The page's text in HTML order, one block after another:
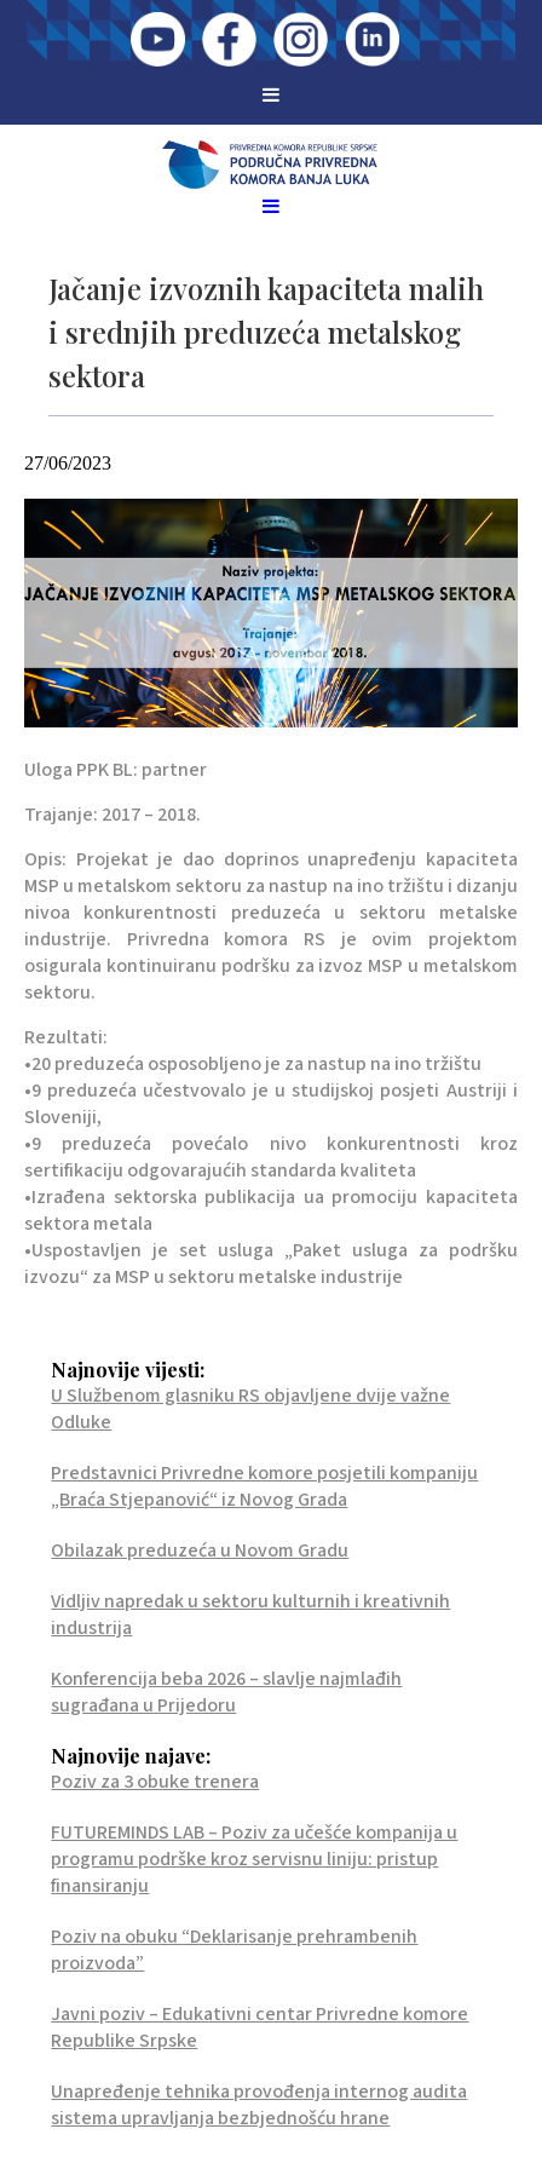
Jačanje izvoznih kapaciteta malih
i srednjih preduzeća metalskog
sektora
27/06/2023
Uloga PPK BL: partner
Trajanje: 2017 – 2018.
Opis: Projekat je dao doprinos unapređenju kapaciteta
MSP u metalskom sektoru za nastup na ino tržištu i dizanju
nivoa konkurentnosti preduzeća u sektoru metalske
industrije. Privredna komora RS je ovim projektom
osigurala kontinuiranu podršku za izvoz MSP u metalskom
sektoru.
Rezultati:
•20 preduzeća osposobljeno je za nastup na ino tržištu
•9 preduzeća učestvovalo je u studijskoj posjeti Austriji i
Sloveniji,
•9 preduzeća povećalo nivo konkurentnosti kroz
sertifikaciju odgovarajućih standarda kvaliteta
•Izrađena sektorska publikacija ua promociju kapaciteta
sektora metala
•Uspostavljen je set usluga „Paket usluga za podršku
izvozu“ za MSP u sektoru metalske industrije
Najnovije vijesti:
U Službenom glasniku RS objavljene dvije važne
Odluke
Predstavnici Privredne komore posjetili kompaniju
„Braća Stjepanović“ iz Novog Grada
Obilazak preduzeća u Novom Gradu
Vidljiv napredak u sektoru kulturnih i kreativnih
industrija
Konferencija beba 2026 – slavlje najmlađih
sugrađana u Prijedoru
Najnovije najave:
Poziv za 3 obuke trenera
FUTUREMINDS LAB – Poziv za učešće kompanija u
programu podrške kroz servisnu liniju: pristup
finansiranju
Poziv na obuku “Deklarisanje prehrambenih
proizvoda”
Javni poziv – Edukativni centar Privredne komore
Republike Srpske
Unapređenje tehnika provođenja internog audita
sistema upravljanja bezbjednošću hrane